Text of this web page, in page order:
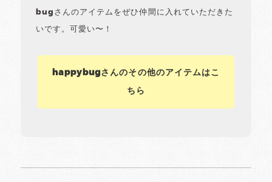
bugさんのアイテムをぜひ仲間に入れていただきた
いです。可愛い〜！
happybugさんのその他のアイテムはこ
ちら